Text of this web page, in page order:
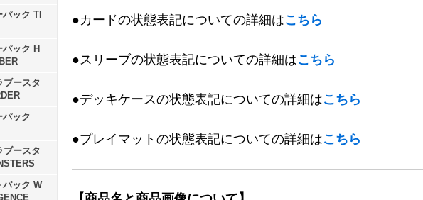
ック TI
ック H
ブースタ
パック
ブースタ
パック W
●カードの状態表記についての詳細はこちら
●スリーブの状態表記についての詳細はこちら
●デッキケースの状態表記についての詳細はこちら
●プレイマットの状態表記についての詳細はこちら